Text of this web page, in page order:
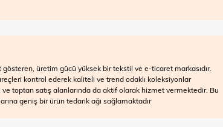
üretim gücü yüksek bir tekstil ve e-ticaret markasıdır.
kontrol ederek kaliteli ve trend odaklı koleksiyonlar
ve toptan satış alanlarında da aktif olarak hizmet vermektedir. Bu
geniş bir ürün tedarik ağı sağlamaktadır